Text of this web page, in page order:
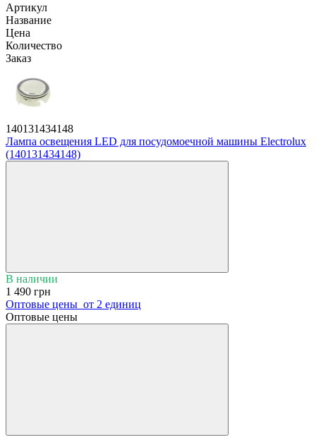
Артикул
Название
Цена
Количество
Заказ
140131434148
Лампа освещения LED для посудомоечной машины Electrolux
(140131434148)
В наличии
1 490 грн
Оптовые цены от 2 единиц
Оптовые цены